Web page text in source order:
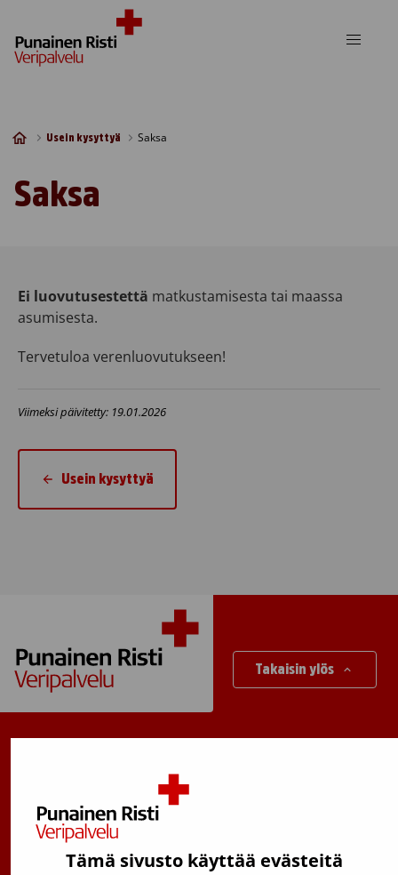
Tämä sivusto käyttää evästeitä
Usein kysyttyä Saksa
Saksa
Ei luovutusestettä matkustamisesta tai maassa
asumisesta.
Tervetuloa verenluovutukseen!
Viimeksi päivitetty: 19.01.2026
Usein kysyttyä
Takaisin ylös
Maksuton verenluovuttajien info:
0800 05801(ma–pe 8–17)
Kantasolurekisterin info: